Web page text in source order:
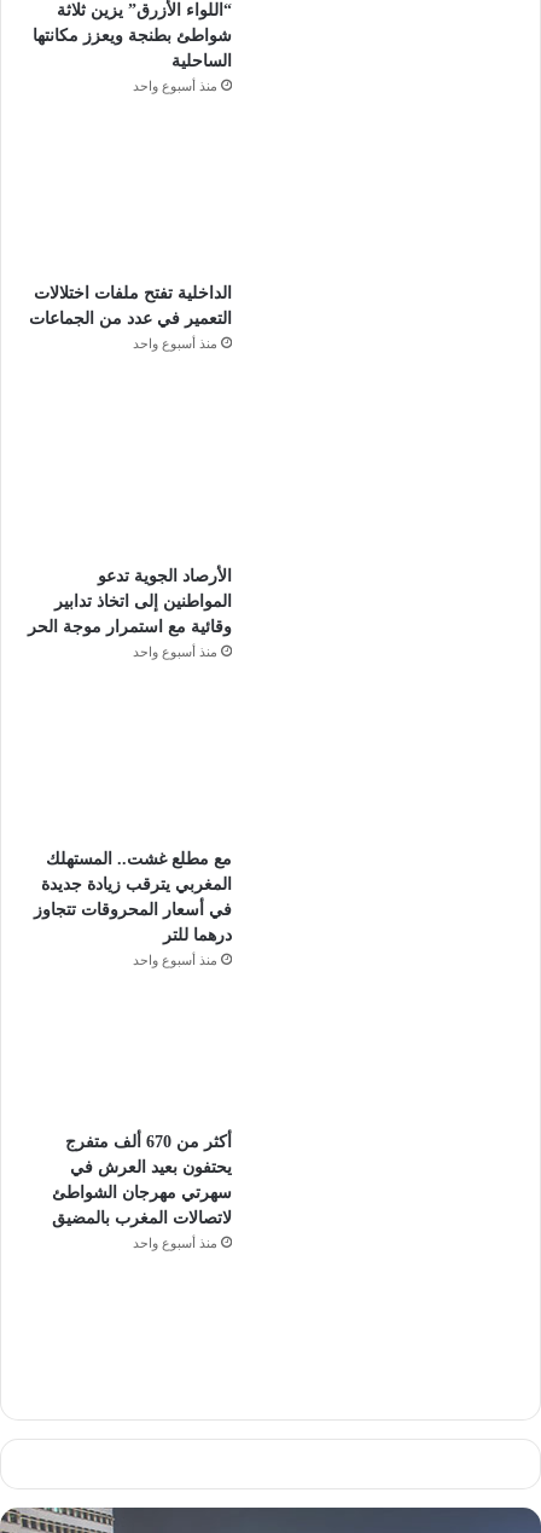
“اللواء الأزرق” يزين ثلاثة
شواطئ بطنجة ويعزز مكانتها
الساحلية
منذ أسبوع واحد
الداخلية تفتح ملفات اختلالات
التعمير في عدد من الجماعات
منذ أسبوع واحد
الأرصاد الجوية تدعو
المواطنين إلى اتخاذ تدابير
وقائية مع استمرار موجة الحر
منذ أسبوع واحد
مع مطلع غشت.. المستهلك
المغربي يترقب زيادة جديدة
في أسعار المحروقات تتجاوز
درهما للتر
منذ أسبوع واحد
أكثر من 670 ألف متفرج
يحتفون بعيد العرش في
سهرتي مهرجان الشواطئ
لاتصالات المغرب بالمضيق
منذ أسبوع واحد